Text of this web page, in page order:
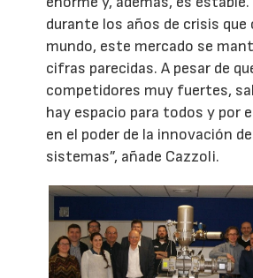
durante los años de crisis que
mundo, este mercado se
cifras parecidas. A pesar de
competidores muy fuertes,
hay espacio para todos y por
en el poder de la innovación
sistemas”, añade Cazzoli.